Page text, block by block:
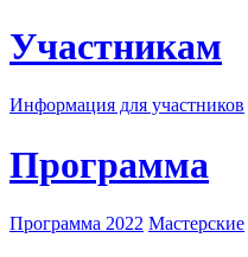
Участникам
Информация для участников
Программа
Программа 2022 Мастерские